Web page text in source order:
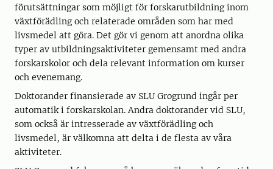
förutsättningar som möjligt för forskarutbildning inom
växtförädling och relaterade områden som har med
livsmedel att göra. Det gör vi genom att anordna olika
typer av utbildningsaktiviteter gemensamt med andra
forskarskolor och dela relevant information om kurser
och evenemang.
Doktorander finansierade av SLU Grogrund ingår per
automatik i forskarskolan. Andra doktorander vid SLU,
som också är intresserade av växtförädling och
livsmedel, är välkomna att delta i de flesta av våra
aktiviteter.